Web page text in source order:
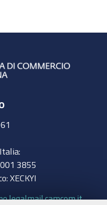
3855
XECKYI